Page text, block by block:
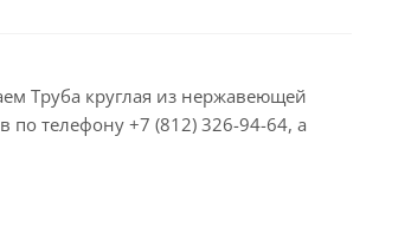
Труба круглая из нержавеющей
телефону +7 (812) 326-94-64, а